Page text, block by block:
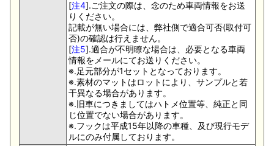
[注4].ご注文の際は、念のため車両情報をお送
りください。
記載が無い場合には、弊社側で適合可否(取付可
否)の確認は行えません。
[注5].適合が不明瞭な場合は、必要となる車両
情報をメールにてお送りください。
※.足元部分が1セットとなっております。
※.素材のマットはロットにより、サンプルと若
干異なる場合があります。
※.旧車につきましてはハトメ位置等、純正と同
じ位置でない場合があります。
※.フックは平成15年以降の車種、及び現行モデ
ルにのみ付属しております。